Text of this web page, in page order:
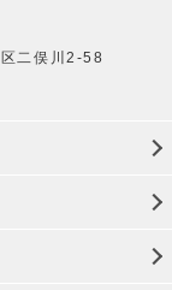
二俣川2-58